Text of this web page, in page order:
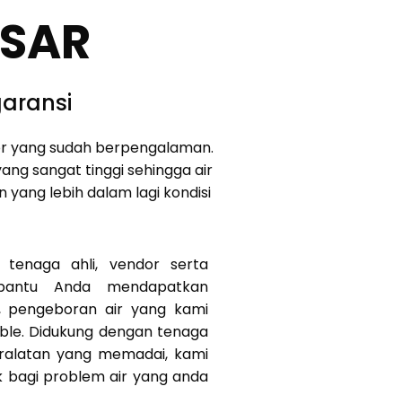
yang sudah berpengalaman.
sangat tinggi sehingga air
yang lebih dalam lagi kondisi
tenaga ahli, vendor serta
Anda mendapatkan
pengeboran air yang kami
Didukung dengan tenaga
yang memadai, kami
bagi problem air yang anda